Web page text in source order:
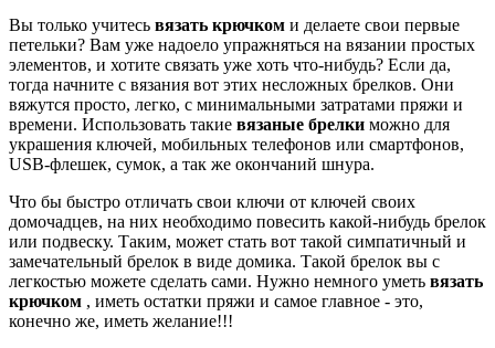
Вы только учитесь вязать крючком и делаете свои первые
петельки? Вам уже надоело упражняться на вязании простых
элементов, и хотите связать уже хоть что-нибудь? Если да,
тогда начните с вязания вот этих несложных брелков. Они
вяжутся просто, легко, с минимальными затратами пряжи и
времени. Использовать такие вязаные брелки можно для
украшения ключей, мобильных телефонов или смартфонов,
USB-флешек, сумок, а так же окончаний шнура.
Что бы быстро отличать свои ключи от ключей своих
домочадцев, на них необходимо повесить какой-нибудь брелок
или подвеску. Таким, может стать вот такой симпатичный и
замечательный брелок в виде домика. Такой брелок вы с
легкостью можете сделать сами. Нужно немного уметь вязать
крючком , иметь остатки пряжи и самое главное - это,
конечно же, иметь желание!!!